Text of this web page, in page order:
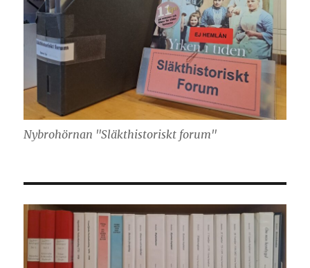
Nybrohörnan "Släkthistoriskt forum"